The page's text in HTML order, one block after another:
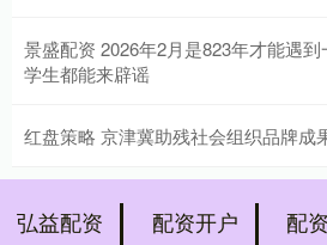
景盛配资 2026年2月是823年才能遇到
学生都能来辟谣
红盘策略 京津冀助残社会组织品牌成
弘益配资 配资开户 配